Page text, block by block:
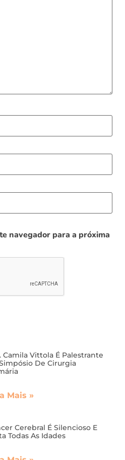
navegador para a próxima
Camila Vittola É Palestrante
De Cirurgia
Mais »
Cerebral É Silencioso E
Todas As Idades